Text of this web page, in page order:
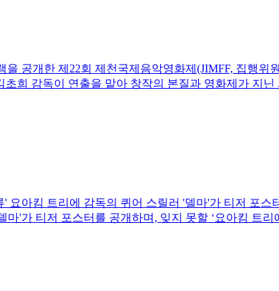
공개한 제22회 제천국제음악영화제(JIMFF, 집행
희 감독이 연출을 맡아 창작의 본질과 영화제가 지
아킴 트리에 감독의 퀴어 스릴러 '델마'가 티저 포스
'가 티저 포스터를 공개하며, 잊지 못할 ‘요아킴 트